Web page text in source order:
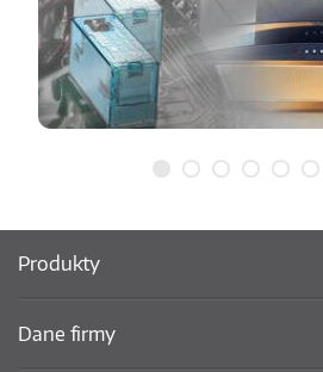
Produkty
Dane firmy